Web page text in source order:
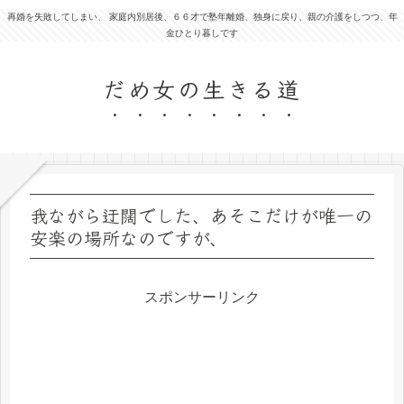
再婚を失敗してしまい、 家庭内別居後、６６才で塾年離婚、独身に戻り、親の介護をしつつ、年
金ひとり暮しです
だめ女の生きる道
我ながら迂闊でした、あそこだけが唯一の
安楽の場所なのですが、
スポンサーリンク